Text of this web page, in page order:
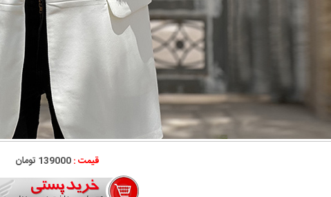
قیمت :139000 تومان